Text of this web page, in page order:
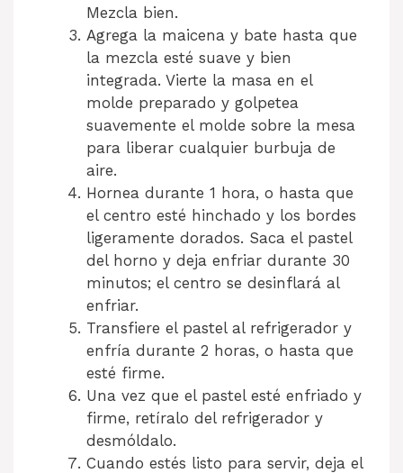
Mezcla bien.
Agrega la maicena y bate hasta que
la mezcla esté suave y bien
integrada. Vierte la masa en el
molde preparado y golpetea
suavemente el molde sobre la mesa
para liberar cualquier burbuja de
aire.
Hornea durante 1 hora, o hasta que
el centro esté hinchado y los bordes
ligeramente dorados. Saca el pastel
del horno y deja enfriar durante 30
minutos; el centro se desinflará al
enfriar.
Transfiere el pastel al refrigerador y
enfría durante 2 horas, o hasta que
esté firme.
Una vez que el pastel esté enfriado y
firme, retíralo del refrigerador y
desmóldalo.
Cuando estés listo para servir, deja el